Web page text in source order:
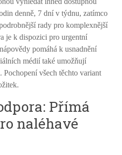
denně, 7 dní v týdnu, zatímco
rady pro komplexnější
je k dispozici pro urgentní
pomáhá k usnadnění
médií také umožňují
Pochopení všech těchto variant
Přímá
naléhavé